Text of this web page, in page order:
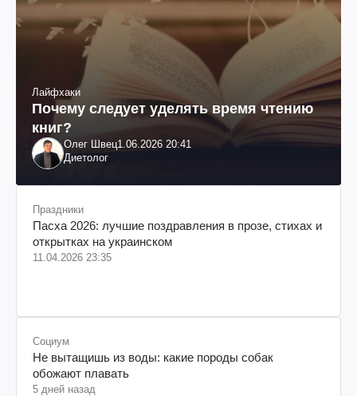
Лайфхаки
Почему следует уделять время чтению
книг?
Олег Швец1.06.2026 20:41
Диетолог
Праздники
Пасха 2026: лучшие поздравления в прозе, стихах и
открытках на украинском
11.04.2026 23:35
Социум
Не вытащишь из воды: какие породы собак
обожают плавать
5 дней назад